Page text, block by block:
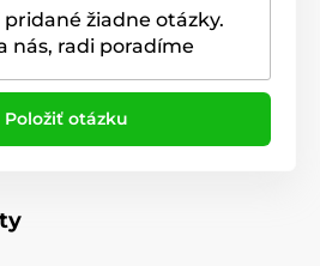
žiadne otázky.
nás, radi poradíme
Položiť otázku